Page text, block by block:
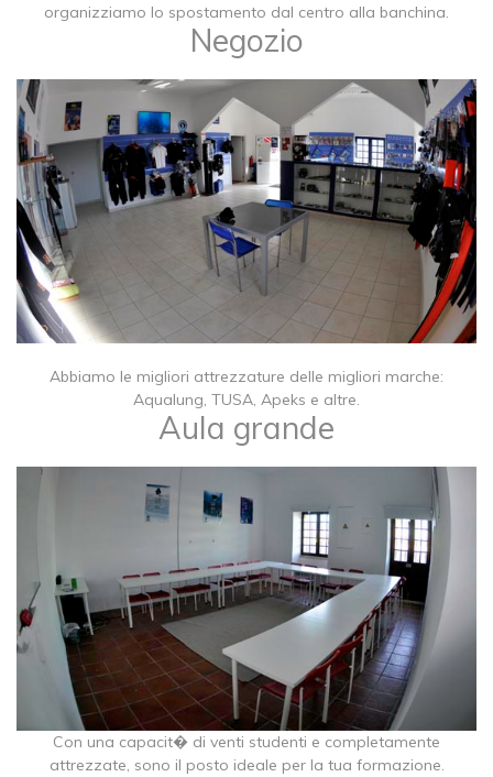
organizziamo lo spostamento dal centro alla banchina.
Negozio
Abbiamo le migliori attrezzature delle migliori marche:
Aqualung, TUSA, Apeks e altre.​
Aula grande
Con una capacit� di venti studenti e completamente
attrezzate, sono il posto ideale per la tua formazione.